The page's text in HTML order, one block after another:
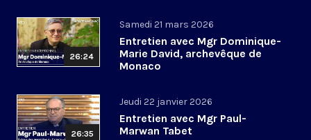
26:24
Samedi 21 mars 2026
Entretien avec Mgr Dominique-
Marie David, archevêque de
Monaco
26:35
Jeudi 22 janvier 2026
Entretien avec Mgr Paul-
Marwan Tabet